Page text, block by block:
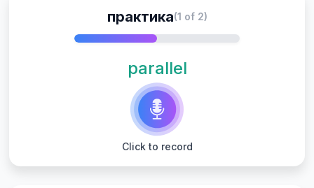
практика(1 of 2)
parallel
Click to record